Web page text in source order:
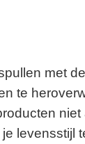
met
te
levensstijl